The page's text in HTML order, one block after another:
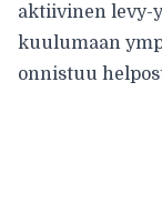
aktiivinen levy-
kuulumaan
onnistuu